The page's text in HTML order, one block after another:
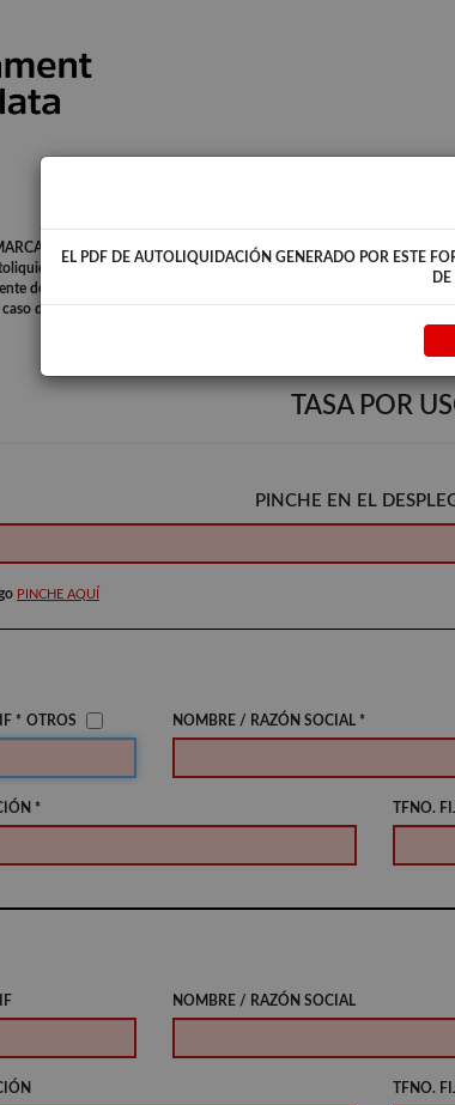
CON * SON DE CARÁCTER OBLIGATORIO
se imprime en formato PDF, y se adjuntará al
de la forma de pago elegida. Debe tener instalado en su equipo el
caso de que no calcule automáticamente, hacer click en el icono de €.
TASA POR
PINCHE EN EL
PINCHE AQUÍ
* OTROS NOMBRE / RAZÓN SOCIAL *
* TFNO.
NOMBRE / RAZÓN SOCIAL
TFNO.
EL PDF DE AUTOLIQUIDACIÓN GENERADO POR ESTE